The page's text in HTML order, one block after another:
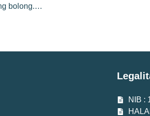
bolong.…
NIB :